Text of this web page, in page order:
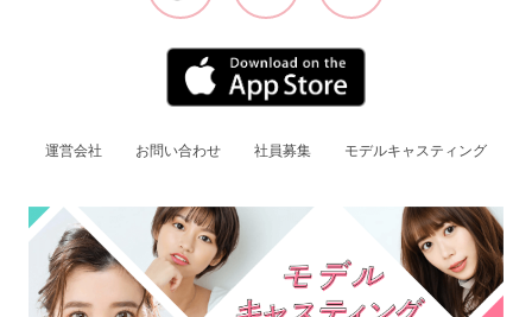
運営会社 お問い合わせ 社員募集 モデルキャスティング